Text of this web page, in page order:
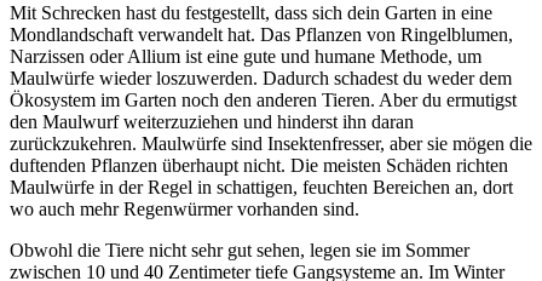
Mit Schrecken hast du festgestellt, dass sich dein Garten in eine
Mondlandschaft verwandelt hat. Das Pflanzen von Ringelblumen,
Narzissen oder Allium ist eine gute und humane Methode, um
Maulwürfe wieder loszuwerden. Dadurch schadest du weder dem
Ökosystem im Garten noch den anderen Tieren. Aber du ermutigst
den Maulwurf weiterzuziehen und hinderst ihn daran
zurückzukehren. Maulwürfe sind Insektenfresser, aber sie mögen die
duftenden Pflanzen überhaupt nicht. Die meisten Schäden richten
Maulwürfe in der Regel in schattigen, feuchten Bereichen an, dort
wo auch mehr Regenwürmer vorhanden sind.
Obwohl die Tiere nicht sehr gut sehen, legen sie im Sommer
zwischen 10 und 40 Zentimeter tiefe Gangsysteme an. Im Winter